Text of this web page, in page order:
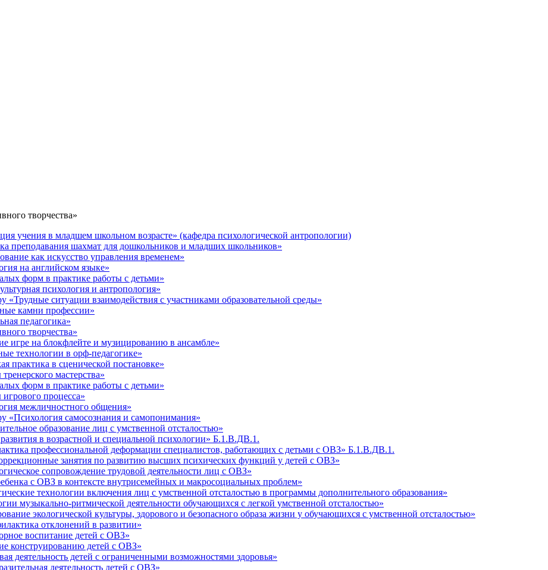
творчества»
учения в младшем школьном возрасте» (кафедра психологической антропологии)
преподавания шахмат для дошкольников и младших школьников»
как искусство управления временем»
на английском языке»
форм в практике работы с детьми»
психология и антропология»
ситуации взаимодействия с участниками образовательной среды»
камни профессии»
педагогика»
творчества»
игре на блокфлейте и музицированию в ансамбле»
технологии в орф-педагогике»
практика в сценической постановке»
мастерства»
форм в практике работы с детьми»
процесса»
межличностного общения»
самосознания и самопонимания»
образование лиц с умственной отсталостью»
в возрастной и специальной психологии» Б.1.В.ДВ.1.
профессиональной деформации специалистов, работающих с детьми с ОВЗ» Б.1.В.ДВ.1.
занятия по развитию высших психических функций у детей с ОВЗ»
сопровождение трудовой деятельности лиц с ОВЗ»
с ОВЗ в контексте внутрисемейных и макросоциальных проблем»
технологии включения лиц с умственной отсталостью в программы дополнительного образования»
музыкально-ритмической деятельности обучающихся с легкой умственной отсталостью»
экологической культуры, здорового и безопасного образа жизни у обучающихся с умственной отсталостью»
отклонений в развитии»
воспитание детей с ОВЗ»
конструированию детей с ОВЗ»
деятельность детей с ограниченными возможностями здоровья»
деятельность детей с ОВЗ»